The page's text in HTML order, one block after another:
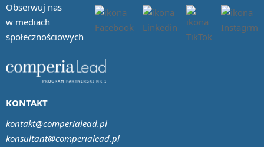
Obserwuj nas
w mediach
społecznościowych
KONTAKT
kontakt@comperialead.pl
konsultant@comperialead.pl